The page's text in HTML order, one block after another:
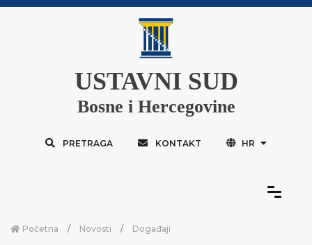
USTAVNI SUD
Bosne i Hercegovine
PRETRAGA KONTAKT HR
Početna Novosti Događaji